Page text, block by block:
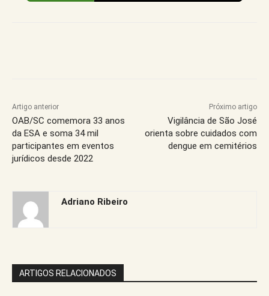
Artigo anterior
OAB/SC comemora 33 anos
da ESA e soma 34 mil
participantes em eventos
jurídicos desde 2022
Próximo artigo
Vigilância de São José
orienta sobre cuidados com
dengue em cemitérios
Adriano Ribeiro
ARTIGOS RELACIONADOS